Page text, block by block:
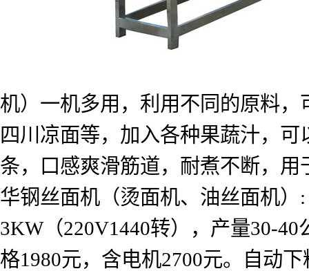
机）一机多用，利用不同的原料
四川凉面等，加入各种果蔬汁，
条，口感爽滑筋道，耐煮不断，
华钢丝面机（烫面机、油丝面机）
3KW（220V1440转），产量30-40
格1980元，含电机2700元。自动下